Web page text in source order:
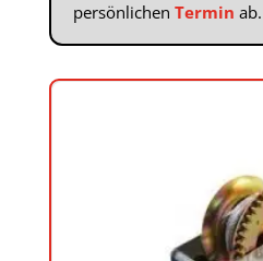
persönlichen Termin ab.